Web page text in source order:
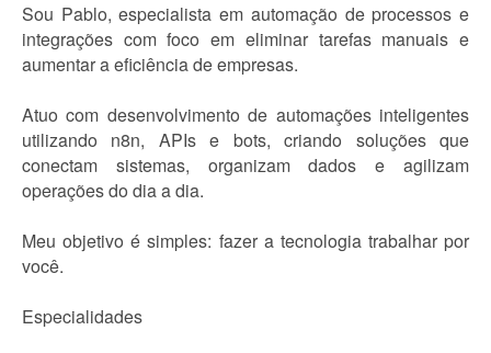
Sou Pablo, especialista em automação de processos e
integrações com foco em eliminar tarefas manuais e
aumentar a eficiência de empresas.
Atuo com desenvolvimento de automações inteligentes
utilizando n8n, APIs e bots, criando soluções que
conectam sistemas, organizam dados e agilizam
operações do dia a dia.
Meu objetivo é simples: fazer a tecnologia trabalhar por
você.
Especialidades